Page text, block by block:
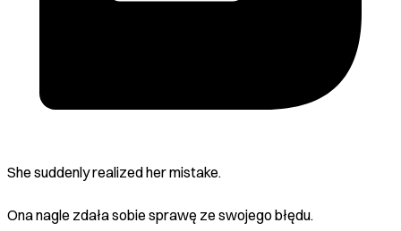
She suddenly realized her mistake.
Ona nagle zdała sobie sprawę ze swojego błędu.